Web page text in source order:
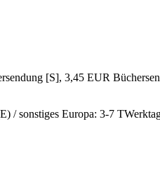
[S], 3,45 EUR
sonstiges Europa: 3-7